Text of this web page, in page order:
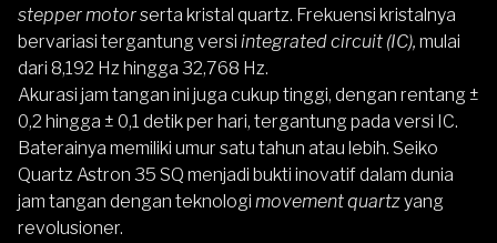
stepper motorserta kristal quartz. Frekuensi kristalnya
bervariasi tergantung versi integrated circuit (IC), mulai
dari 8,192 Hz hingga 32,768 Hz.
Akurasi jam tangan ini juga cukup tinggi, dengan rentang ±
0,2 hingga ± 0,1 detik per hari, tergantung pada versi IC.
Baterainya memiliki umur satu tahun atau lebih. Seiko
Quartz Astron 35 SQ menjadi bukti inovatif dalam dunia
jam tangan dengan teknologi movement quartzyang
revolusioner.